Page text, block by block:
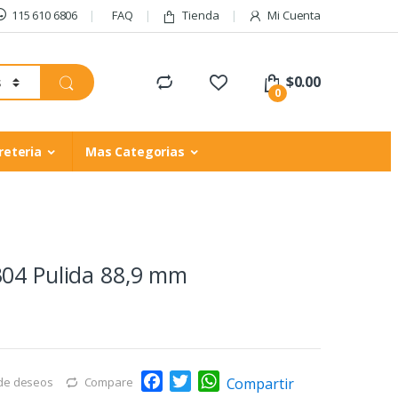
115 610 6806 FAQ Tienda Mi Cuenta
0
$0.00
Mas Categorias
Pulida 88,9 mm
deseos Compare
W
Compartir